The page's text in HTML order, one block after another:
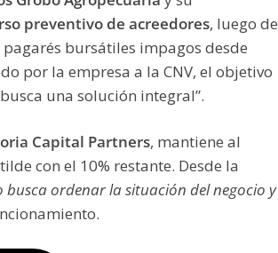
preventivo de acreedores, luego de
pagarés bursátiles impagos desde
por la empresa a la CNV, el objetivo
una solución integral”.
Capital Partners, mantiene al
con el 10% restante. Desde la
busca ordenar la situación del negocio y